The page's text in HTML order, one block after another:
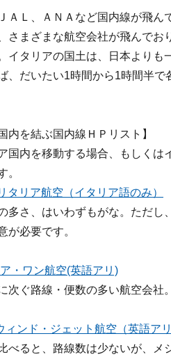
ＡＬ、ＡＮＡなど国内線が飛ん
さまざまな航空会社が飛んでお
イタリアの国土は、日本よりも
、だいたい1時間から1時間半で
内を結ぶ国内線ＨＰリスト】
国内を移動する場合、もしく
。
タリア航空（イタリア語のみ）
多さ、はいわずもがな。ただ
が必要です。
・ワン航空(英語アリ)
次ぐ路線・便数の多い航空会社
ィンド・ジェット航空（英語アリ
べると、路線数は少ないが、